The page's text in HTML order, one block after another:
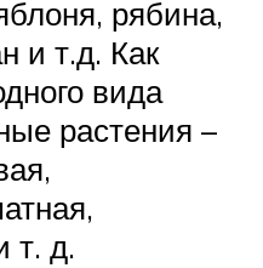
рябина,
и т.д. Как
вида
растения –
т. д.